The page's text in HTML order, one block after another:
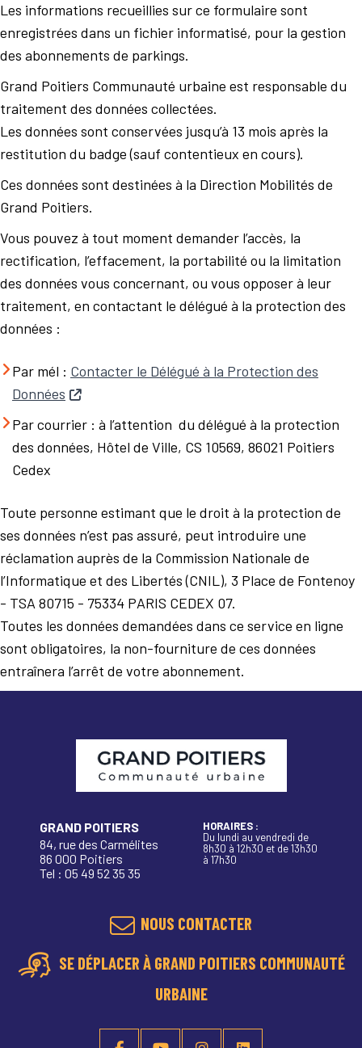
Les informations recueillies sur ce formulaire sont
enregistrées dans un fichier informatisé, pour la gestion
des abonnements de parkings.
Grand Poitiers Communauté urbaine est responsable du
traitement des données collectées.
Les données sont conservées jusqu’à 13 mois après la
restitution du badge (sauf contentieux en cours).
Ces données sont destinées à la Direction Mobilités de
Grand Poitiers.
Vous pouvez à tout moment demander l’accès, la
rectification, l’effacement, la portabilité ou la limitation
des données vous concernant, ou vous opposer à leur
traitement, en contactant le délégué à la protection des
données :
Par mél : Contacter le Délégué à la Protection des
Données
Par courrier : à l’attention du délégué à la protection
des données, Hôtel de Ville, CS 10569, 86021 Poitiers
Cedex
Toute personne estimant que le droit à la protection de
ses données n’est pas assuré, peut introduire une
réclamation auprès de la Commission Nationale de
l’Informatique et des Libertés (CNIL), 3 Place de Fontenoy
- TSA 80715 - 75334 PARIS CEDEX 07.
Toutes les données demandées dans ce service en ligne
sont obligatoires, la non-fourniture de ces données
entraînera l’arrêt de votre abonnement.
GRAND POITIERS
84, rue des Carmélites
86 000 Poitiers
Tel : 05 49 52 35 35
HORAIRES :
Du lundi au vendredi de
8h30 à 12h30 et de 13h30
à 17h30
NOUS CONTACTER
SE DÉPLACER À GRAND POITIERS COMMUNAUTÉ
URBAINE